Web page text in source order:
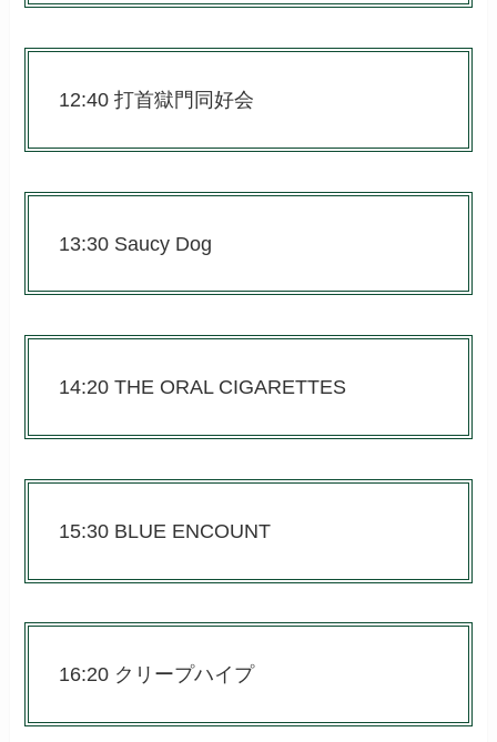
12:40 打首獄門同好会
13:30 Saucy Dog
14:20 THE ORAL CIGARETTES
15:30 BLUE ENCOUNT
16:20 クリープハイプ